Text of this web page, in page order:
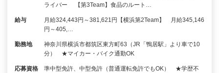
ライバー 【第3Team】食品のルート…
給与
月給324,443円～381,621円【横浜第2Team】 月給345,146
円～405,…
勤務地
神奈川県横浜市都筑区東方町63（JR「鴨居駅」より車で10
分） ★マイカー・バイク通勤OK
応募資格
準中型免許、中型免許（普通運転免許でもOK） ★学歴不